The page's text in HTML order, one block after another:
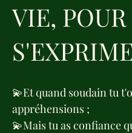
VIE,
💫Et quand soudain tu
appréhensions ;
💫Mais tu as confiance